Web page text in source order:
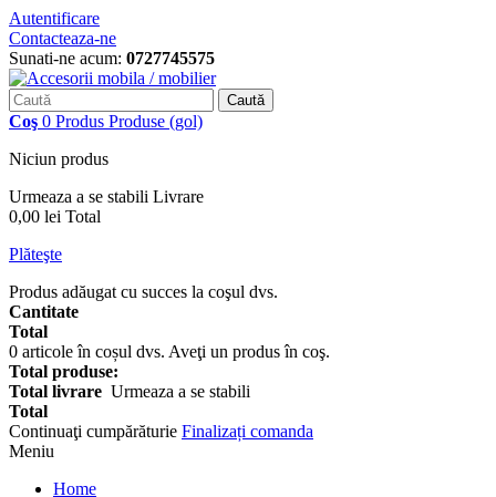
Autentificare
Contacteaza-ne
Sunati-ne acum: 0727745575
Caută
Coş 0 Produs Produse (gol)
Niciun produs
Urmeaza a se stabili Livrare
0,00 lei Total
Plăteşte
Produs adăugat cu succes la coşul dvs.
Cantitate
Total
0 articole în coșul dvs. Aveţi un produs în coş.
Total produse:
Total livrare Urmeaza a se stabili
Total
Continuaţi cumpărăturie Finalizați comanda
Meniu
Home